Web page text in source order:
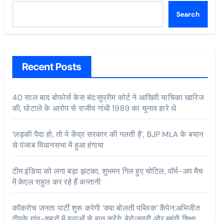
Search
Recent Posts
40 साल बाद बोफोर्स केस बंद:सुप्रीम कोर्ट ने आखिरी याचिका खारिज
की, घोटाले के आरोप से राजीव गांधी 1989 का चुनाव हारे थे
‘लड़की पैदा हो, तो ये केंद्र सरकार की गलती है’, BJP MLA के बयान
से पंजाब विधानसभा में हुआ हंगामा
टीम इंडिया को लगा बड़ा झटका, शुभमन गिल हुए चोटिल, वॉर्म-अप मैच
में केएल राहुल कर रहे हैं कप्तानी
कॉकरोच जनता पार्टी शुरू करेगी ‘क्या बोलती पब्लिक’ कैंपेन:अभिजीत